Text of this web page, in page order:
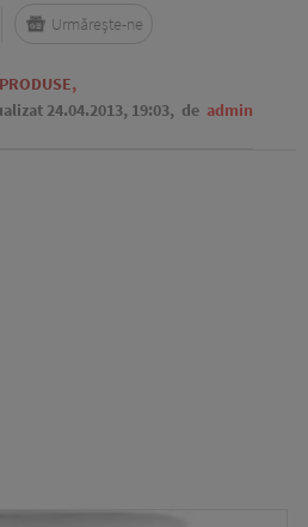
PRODUSE,
24.04.2013, 19:03, de admin
Urmărește-ne